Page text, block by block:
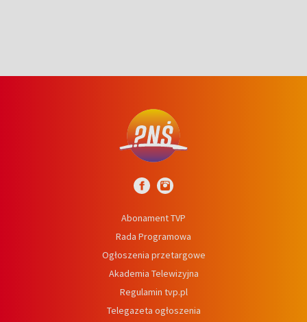
Abonament TVP
Rada Programowa
Ogłoszenia przetargowe
Akademia Telewizyjna
Regulamin tvp.pl
Telegazeta ogłoszenia